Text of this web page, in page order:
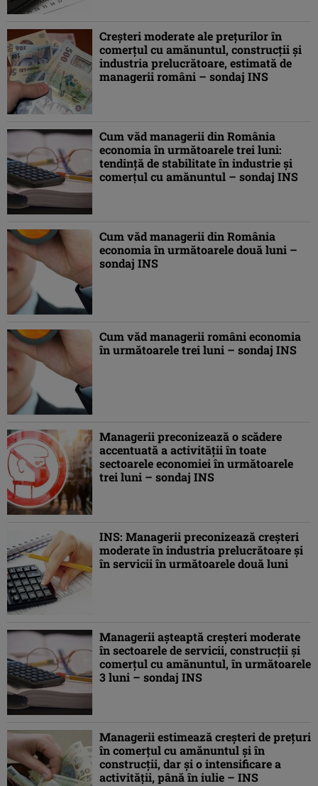
Creşteri moderate ale preţurilor în
comerţul cu amănuntul, construcţii şi
industria prelucrătoare, estimată de
managerii români – sondaj INS
Cum văd managerii din România
economia în următoarele trei luni:
tendinţă de stabilitate în industrie şi
comerţul cu amănuntul – sondaj INS
Cum văd managerii din România
economia în următoarele două luni –
sondaj INS
Cum văd managerii români economia
în următoarele trei luni – sondaj INS
Managerii preconizează o scădere
accentuată a activităţii în toate
sectoarele economiei în următoarele
trei luni – sondaj INS
INS: Managerii preconizează creşteri
moderate în industria prelucrătoare şi
în servicii în următoarele două luni
Managerii aşteaptă creşteri moderate
în sectoarele de servicii, construcţii şi
comerţul cu amănuntul, în următoarele
3 luni – sondaj INS
Managerii estimează creşteri de preţuri
în comerţul cu amănuntul şi în
construcţii, dar şi o intensificare a
activităţii, până în iulie – INS